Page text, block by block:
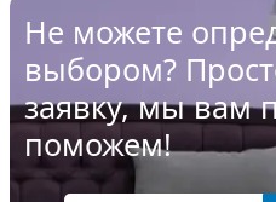
Не можете
выбором?
заявку, мы вам
поможем!